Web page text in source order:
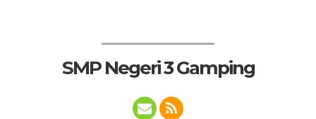
SMP Negeri 3 Gamping